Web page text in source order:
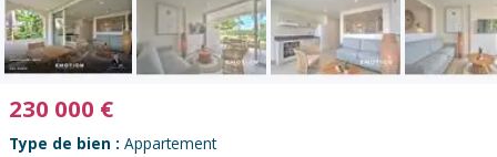
230 000 €
Type de bien : Appartement